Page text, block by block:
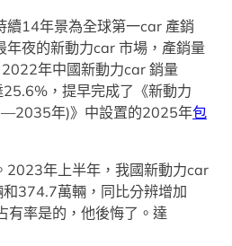
14年景為全球第一car 產銷
年夜的新動力car 市場，產銷量
年中國新動力car 銷量
，提早完成了《新動力
年)》中設置的2025年包
年上半年，我國新動力car
374.7萬輛，同比分辨增加
率是的，他後悔了。達